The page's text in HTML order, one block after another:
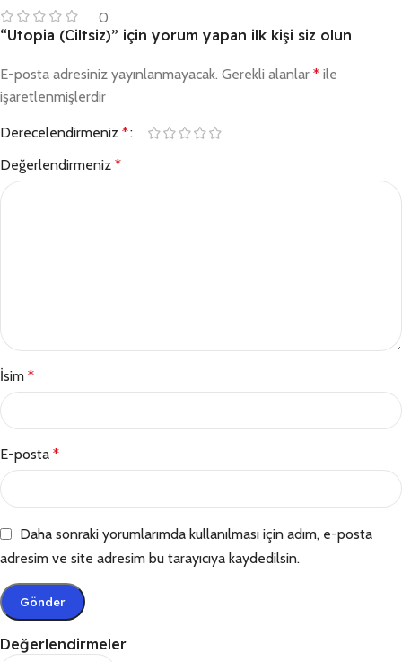
0
Değerlendirmeler
“Utopia (Ciltsiz)” için yorum yapan ilk kişi siz olun
E-posta adresiniz yayınlanmayacak. Gerekli alanlar * ile
işaretlenmişlerdir
Derecelendirmeniz *
Değerlendirmeniz *
İsim *
E-posta *
Daha sonraki yorumlarımda kullanılması için adım, e-posta
adresim ve site adresim bu tarayıcıya kaydedilsin.